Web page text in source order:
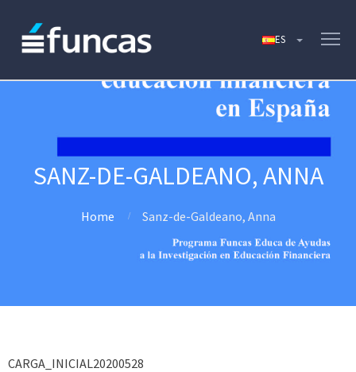
SANZ-DE-GALDEANO, ANNA
Home Sanz-de-Galdeano, Anna
CARGA_INICIAL20200528